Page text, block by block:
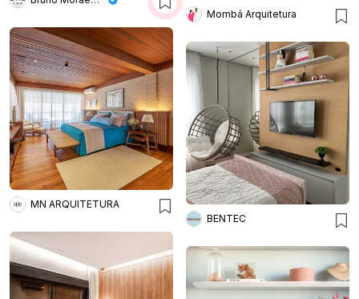
Mombá Arquitetura
MN ARQUITETURA
BENTEC